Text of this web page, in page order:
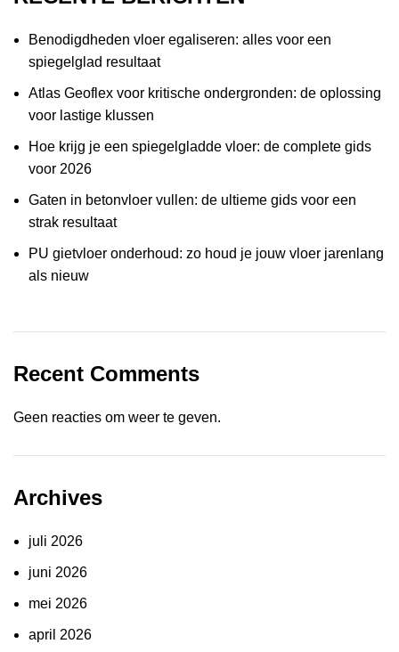
Benodigdheden vloer egaliseren: alles voor een
spiegelglad resultaat
Atlas Geoflex voor kritische ondergronden: de oplossing
voor lastige klussen
Hoe krijg je een spiegelgladde vloer: de complete gids
voor 2026
Gaten in betonvloer vullen: de ultieme gids voor een
strak resultaat
PU gietvloer onderhoud: zo houd je jouw vloer jarenlang
als nieuw
Recent Comments
Geen reacties om weer te geven.
Archives
juli 2026
juni 2026
mei 2026
april 2026